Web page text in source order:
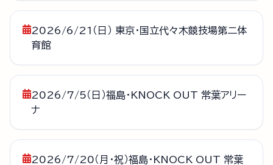
2026/6/21（日） 東京・国立代々木競技場第二体
育館
2026/7/5（日）福島・KNOCK OUT 常葉アリー
ナ
2026/7/20（月・祝）福島・KNOCK OUT 常葉